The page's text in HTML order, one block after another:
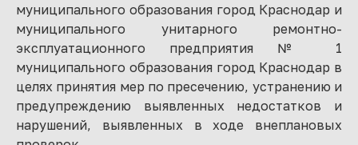
муниципального образования город Краснодар и
муниципального унитарного ремонтно-
эксплуатационного предприятия № 1
муниципального образования город Краснодар в
целях принятия мер по пресечению, устранению и
предупреждению выявленных недостатков и
нарушений, выявленных в ходе внеплановых